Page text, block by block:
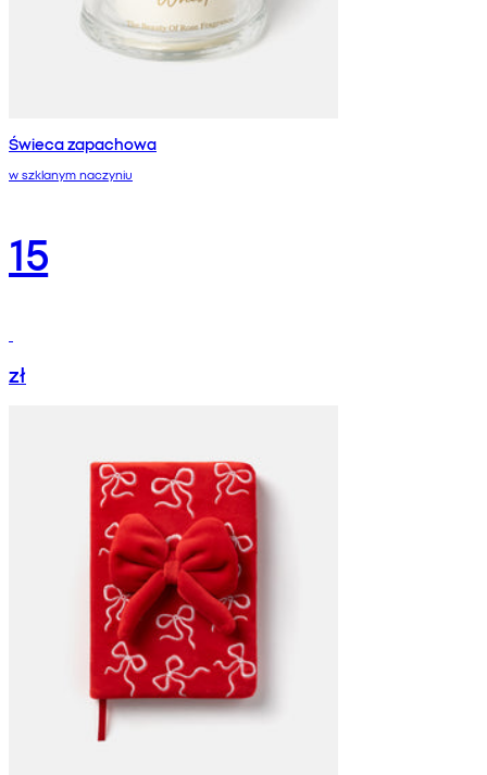
Świeca zapachowa
w szklanym naczyniu
15
zł